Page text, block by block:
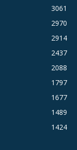
3061
2970
2914
2437
2088
1797
1677
1489
1424